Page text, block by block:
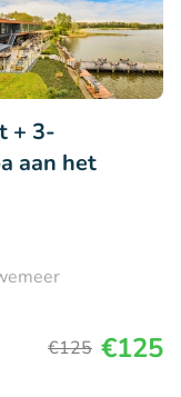
+ 3-
aan het
€125 €125